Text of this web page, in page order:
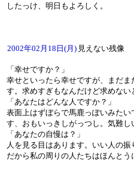
したっけ、明日もよろしく。
2002年02月18日(月) 見えない残像
「幸せですか？」
幸せといったら幸せですが、まだ
す。求めすぎもなんだけど求めな
「あなたはどんな人ですか？」
表面上はずぼらで馬鹿っぽいみた
す、おもいっきしがっつし。気難
「あなたの自慢は？」
人を見る目はあります。いい人の
だから私の周りの人たちはほんと